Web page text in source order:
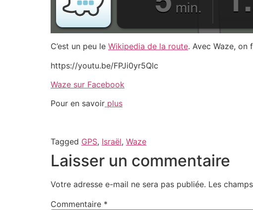
C’est un peu le Wikipedia de la route. Avec Waze, on
https://youtu.be/FPJi0yr5Qlc
Waze sur Facebook
Pour en savoir plus
Tagged GPS, Israël, Waze
Laisser un commentaire
Votre adresse e-mail ne sera pas publiée. Les
Commentaire *